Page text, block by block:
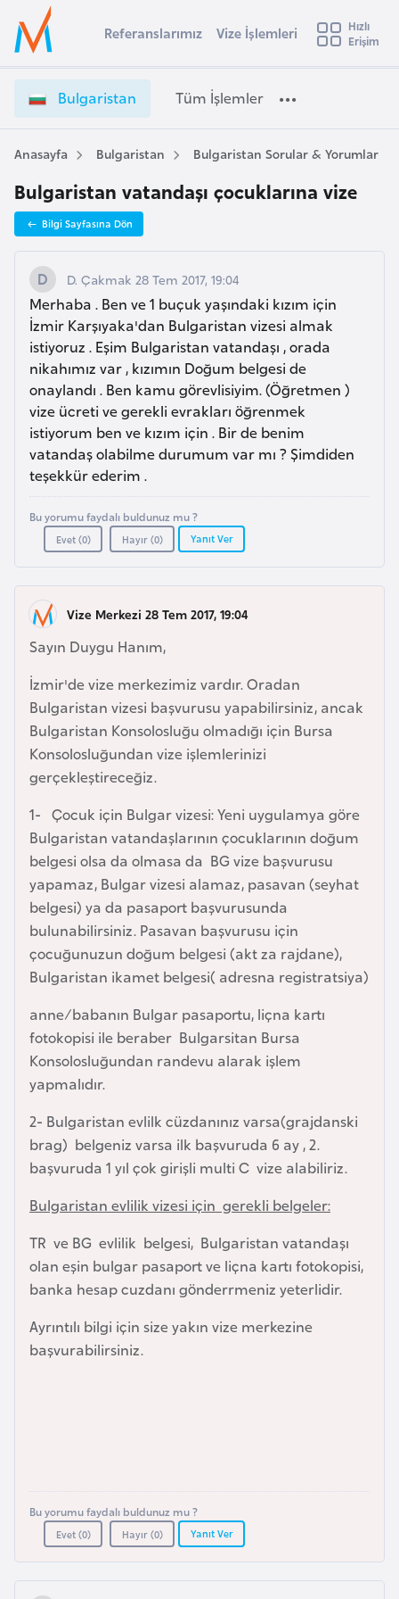
Ülke Seçimi
Başvuru yapmak istediğiniz ülkeyi seçin
Üye
Girişi
u
g
a
s
t
a
n
V
i
z
e
İ
ş
l
e
m
l
e
r
i
e
Referanslarımız Vize İşlemleri
Hızlı
Erişim
Bulgaristan Tüm İşlemler
Anasayfa Bulgaristan Bulgaristan Sorular & Yorumlar
Bulgaristan vatandaşı çocuklarına vize
Bilgi Sayfasına Dön
D. Çakmak 28 Tem 2017, 19:04
Merhaba . Ben ve 1 buçuk yaşındaki kızım için
İzmir Karşıyaka'dan Bulgaristan vizesi almak
istiyoruz . Eşim Bulgaristan vatandaşı , orada
nikahımız var , kızımın Doğum belgesi de
onaylandı . Ben kamu görevlisiyim. (Öğretmen )
vize ücreti ve gerekli evrakları öğrenmek
istiyorum ben ve kızım için . Bir de benim
vatandaş olabilme durumum var mı ? Şimdiden
teşekkür ederim .
Bu yorumu faydalı buldunuz mu ?
Evet (0) Hayır (0) Yanıt Ver
Vize Merkezi 28 Tem 2017, 19:04
Sayın Duygu Hanım,
İzmir'de vize merkezimiz vardır. Oradan
Bulgaristan vizesi başvurusu yapabilirsiniz, ancak
Bulgaristan Konsolosluğu olmadığı için Bursa
Konsolosluğundan vize işlemlerinizi
gerçekleştireceğiz.
1- Çocuk için Bulgar vizesi: Yeni uygulamya göre
Bulgaristan vatandaşlarının çocuklarının doğum
belgesi olsa da olmasa da BG vize başvurusu
yapamaz, Bulgar vizesi alamaz, pasavan (seyhat
belgesi) ya da pasaport başvurusunda
bulunabilirsiniz. Pasavan başvurusu için
çocuğunuzun doğum belgesi (akt za rajdane),
Bulgaristan ikamet belgesi( adresna registratsiya)
anne/babanın Bulgar pasaportu, liçna kartı
fotokopisi ile beraber Bulgarsitan Bursa
Konsolosluğundan randevu alarak işlem
yapmalıdır.
2- Bulgaristan evlilk cüzdanınız varsa(grajdanski
brag) belgeniz varsa ilk başvuruda 6 ay , 2.
başvuruda 1 yıl çok girişli multi C vize alabiliriz.
Bulgaristan evlilik vizesi için gerekli belgeler:
TR ve BG evlilik belgesi, Bulgaristan vatandaşı
olan eşin bulgar pasaport ve liçna kartı fotokopisi,
banka hesap cuzdanı gönderrmeniz yeterlidir.
Ayrıntılı bilgi için size yakın vize merkezine
başvurabilirsiniz.
Bu yorumu faydalı buldunuz mu ?
Evet (0) Hayır (0) Yanıt Ver
s
t
r
a
A
u
s
t
u
y
a
A
z
y
c
a
B
a
r
e
y
n
B
a
n
g
a
d
ş
B
e
l
r
u
s
B
e
n